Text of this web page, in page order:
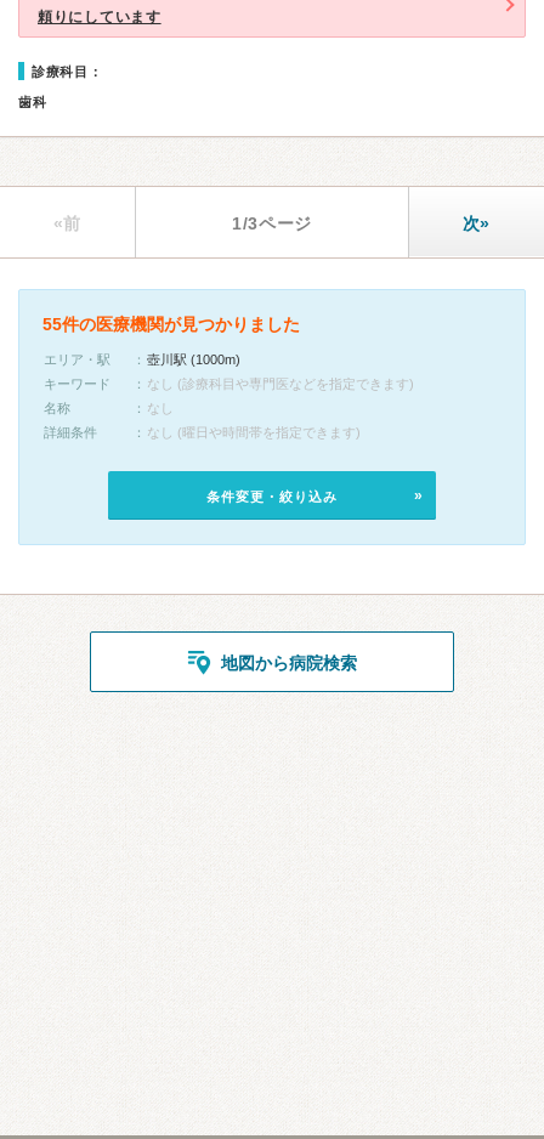
頼りにしています
診療科目：
歯科
«前 1/3ページ 次»
55件の医療機関が見つかりました
エリア・駅
壺川駅 (1000m)
キーワード
なし (診療科目や専門医などを指定できます)
名称
なし
詳細条件
なし (曜日や時間帯を指定できます)
条件変更・絞り込み
地図から病院検索